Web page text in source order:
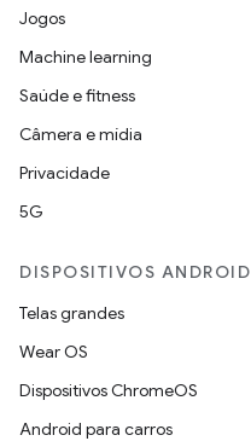
Jogos
Machine learning
Saúde e fitness
Câmera e mídia
Privacidade
5G
DISPOSITIVOS ANDROID
Telas grandes
Wear OS
Dispositivos ChromeOS
Android para carros